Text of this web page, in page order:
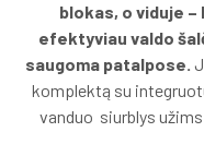
blokas, o viduje
efektyviau valdo
saugoma patalpose.
komplektą su
vanduo siurblys